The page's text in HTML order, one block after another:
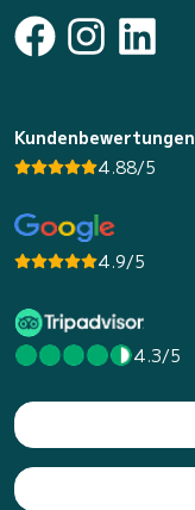
Kundenbewertungen
4.88/5
4.9/5
4.3/5